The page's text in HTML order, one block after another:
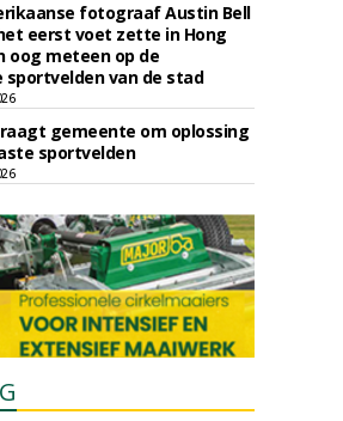
fotograaf Austin Bell
eerst voet zette in Hong
oog meteen op de
sportvelden van de stad
gemeente om oplossing
sportvelden